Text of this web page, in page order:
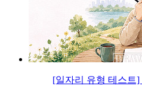
[일자리 유형 테스트